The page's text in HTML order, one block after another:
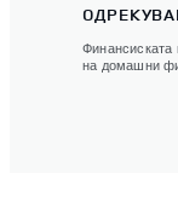
Финансиската
на домашни